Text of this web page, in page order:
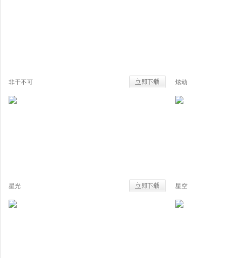
非干不可 炫动
星光 星空